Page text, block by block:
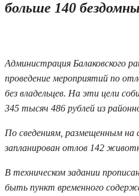
больше 140
Администрация Балаковского
проведение мероприятий по
без владельцев. На эти цели
345 тысяч 486 рублей из
По сведениям, размещенным на
запланирован отлов 142
В техническом задании
быть пункт временного